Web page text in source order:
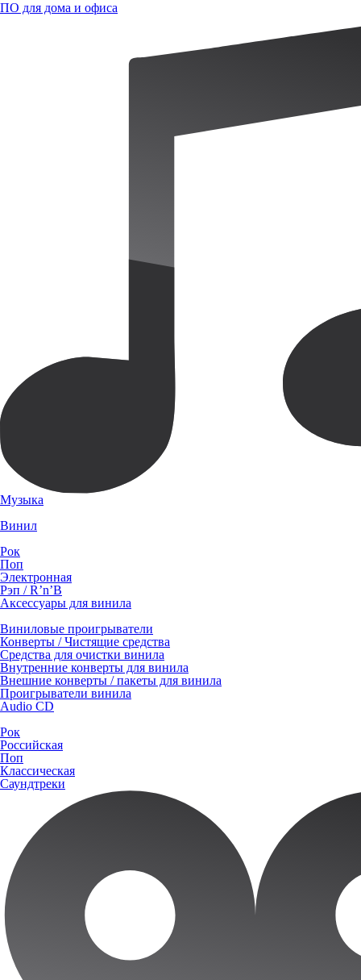
ПО для дома и офиса
Музыка
Винил
Рок
Поп
Электронная
Рэп / R’n’B
Аксессуары для винила
Виниловые проигрыватели
Конверты / Чистящие средства
Средства для очистки винила
Внутренние конверты для винила
Внешние конверты / пакеты для винила
Проигрыватели винила
Audio CD
Рок
Российская
Поп
Классическая
Саундтреки